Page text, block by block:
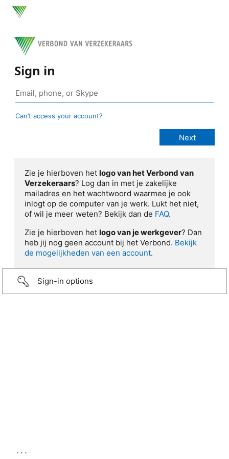
Sign in
Can’t access your account?
Zie je hierboven het logo van het Verbond van
Verzekeraars? Log dan in met je zakelijke
mailadres en het wachtwoord waarmee je ook
inlogt op de computer van je werk. Lukt het niet,
of wil je meer weten? Bekijk dan de FAQ.
Zie je hierboven het logo van je werkgever? Dan
heb jij nog geen account bij het Verbond. Bekijk
de mogelijkheden van een account.
Sign-in options
...